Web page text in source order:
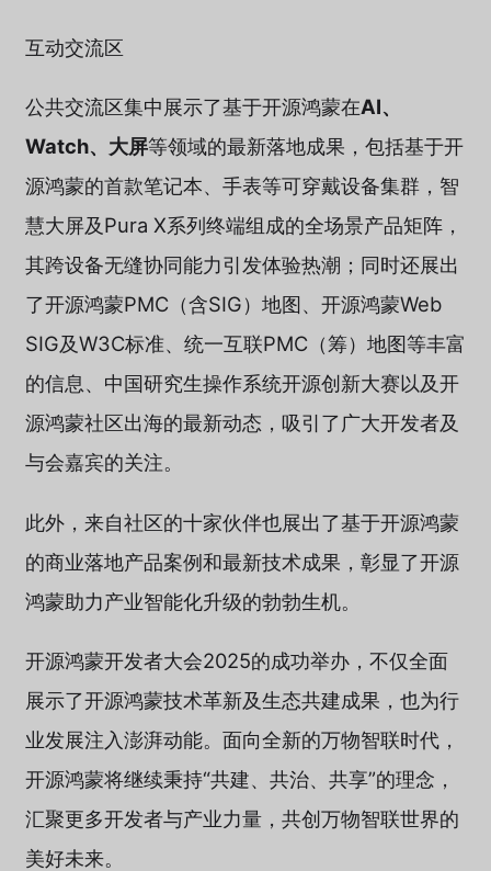
互动交流区
公共交流区集中展示了基于开源鸿蒙在AI、
Watch、大屏等领域的最新落地成果，包括基于开
源鸿蒙的首款笔记本、手表等可穿戴设备集群，智
慧大屏及Pura X系列终端组成的全场景产品矩阵，
其跨设备无缝协同能力引发体验热潮；同时还展出
了开源鸿蒙PMC（含SIG）地图、开源鸿蒙Web
SIG及W3C标准、统一互联PMC（筹）地图等丰富
的信息、中国研究生操作系统开源创新大赛以及开
源鸿蒙社区出海的最新动态，吸引了广大开发者及
与会嘉宾的关注。
此外，来自社区的十家伙伴也展出了基于开源鸿蒙
的商业落地产品案例和最新技术成果，彰显了开源
鸿蒙助力产业智能化升级的勃勃生机。
开源鸿蒙开发者大会2025的成功举办，不仅全面
展示了开源鸿蒙技术革新及生态共建成果，也为行
业发展注入澎湃动能。面向全新的万物智联时代，
开源鸿蒙将继续秉持“共建、共治、共享”的理念，
汇聚更多开发者与产业力量，共创万物智联世界的
美好未来。